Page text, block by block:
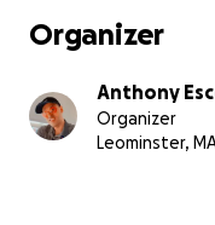
Organizer
Anthony
Organizer
Leominster,